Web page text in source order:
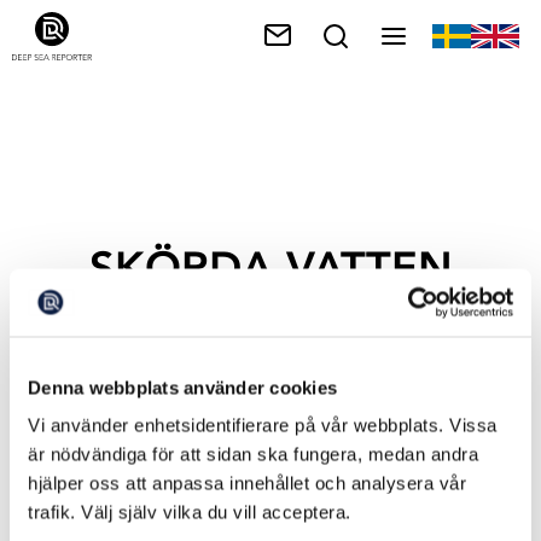
Denna webbplats använder cookies
Vi använder enhetsidentifierare på vår webbplats. Vissa
är nödvändiga för att sidan ska fungera, medan andra
hjälper oss att anpassa innehållet och analysera vår
trafik. Välj själv vilka du vill acceptera.
SKÖRDA VATTEN